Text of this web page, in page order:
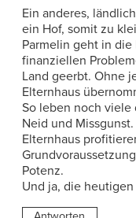
Ein anderes,
ein Hof, somit zu
Parmelin geht in
finanziellen
Land geerbt. Ohne
Elternhaus
So leben noch viele
Neid und
Elternhaus
Potenz.
Und ja, die